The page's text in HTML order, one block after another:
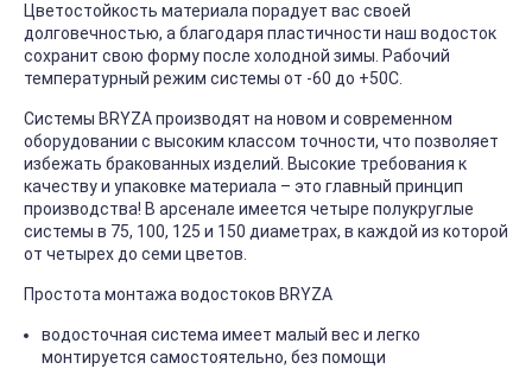
Цветостойкость материала порадует вас своей
долговечностью, а благодаря пластичности наш водосток
сохранит свою форму после холодной зимы. Рабочий
температурный режим системы от -60 до +50С.
Системы BRYZA производят на новом и современном
оборудовании с высоким классом точности, что позволяет
избежать бракованных изделий. Высокие требования к
качеству и упаковке материала – это главный принцип
производства! В арсенале имеется четыре полукруглые
системы в 75, 100, 125 и 150 диаметрах, в каждой из которой
от четырех до семи цветов.
Простота монтажа водостоков BRYZA
водосточная система имеет малый вес и легко
монтируется самостоятельно, без помощи